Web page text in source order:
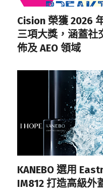
Cision 榮獲 2026
三項大獎，涵蓋社
佈及 AEO 領域
KANEBO 選用
IM812 打造高級外